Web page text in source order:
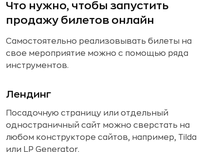
Afisha.ru
TicketTool.net
Timepad
AppEvent
«Единое поле»
Qtickets
Biletum
Что нужно, чтобы запустить
продажу билетов онлайн
Самостоятельно реализовывать билеты на
свое мероприятие можно с помощью ряда
инструментов.
Лендинг
Посадочную страницу или отдельный
одностраничный сайт можно сверстать на
любом конструкторе сайтов, например, Tilda
или LP Generator.